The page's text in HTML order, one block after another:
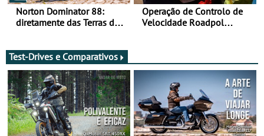
Norton Dominator 88:
diretamente das Terras de
Operação de Controlo de
Velocidade Roadpol
Test-Drives e Comparativos